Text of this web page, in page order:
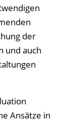
der
und auch
Ansätze in